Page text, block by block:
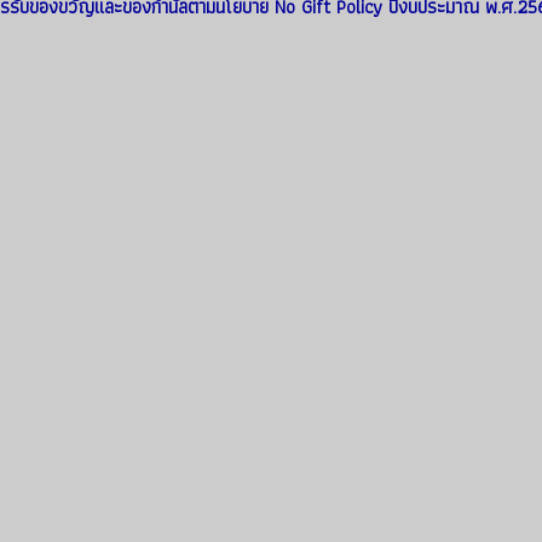
รรับของขวัญและของกำนัลตามนโยบาย No Gift Policy ปีงบประมาณ พ.ศ